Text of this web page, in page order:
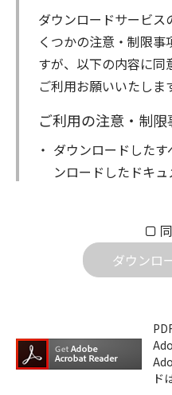
ダウンロードサービス
くつかの注意・制限
すが、以下の内容に同
ご利用お願いいたしま
ご利用の注意・制限
ダウンロードした
ンロードしたドキ
社は一切の責任を
ルの内容などの変
機器のコントロー
びその他すべての
いての著作権を含
ダウンロ
ド